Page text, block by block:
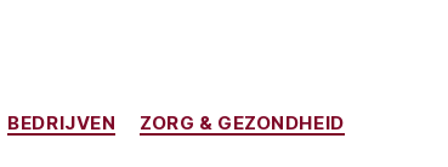
Categorieën
BEDRIJVEN ZORG & GEZONDHEID